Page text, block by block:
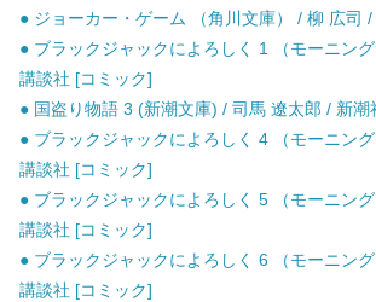
● ジョーカー・ゲーム （角川文庫） / 柳 広司 /
● ブラックジャックによろしく 1 （モーニン
講談社 [コミック]
● 国盗り物語 3 (新潮文庫) / 司馬 遼太郎 / 新潮
● ブラックジャックによろしく 4 （モーニン
講談社 [コミック]
● ブラックジャックによろしく 5 （モーニン
講談社 [コミック]
● ブラックジャックによろしく 6 （モーニン
講談社 [コミック]